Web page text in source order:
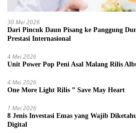
30 Mei 2026
Dari Pincuk Daun Pisang ke Panggung
Prestasi Internasional
4 Mei 2026
Unit Power Pop Peni Asal Malang Rilis
4 Mei 2026
One More Light Rilis ” Save May Heart
1 Mei 2026
8 Jenis Investasi Emas yang Wajib
Digital